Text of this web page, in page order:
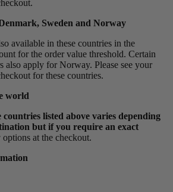
Sweden and Norway
available in these countries in the
for the order value threshold. Certain
also apply for Norway. Please see your
for these countries.
world
listed above varies depending
but if you require an exact
at the checkout.